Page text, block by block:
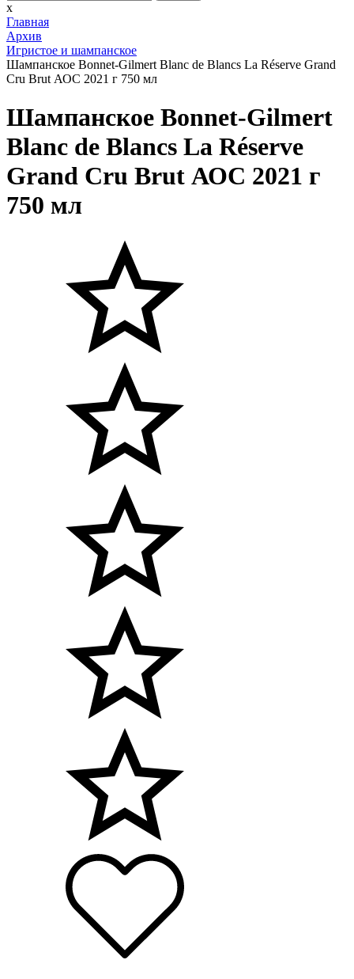
x
Главная
Архив
Игристое и шампанское
Шампанское Bonnet-Gilmert Blanc de Blancs La Réserve Grand
Cru Brut АОС 2021 г 750 мл
Шампанское Bonnet-Gilmert
Blanc de Blancs La Réserve
Grand Cru Brut АОС 2021 г
750 мл